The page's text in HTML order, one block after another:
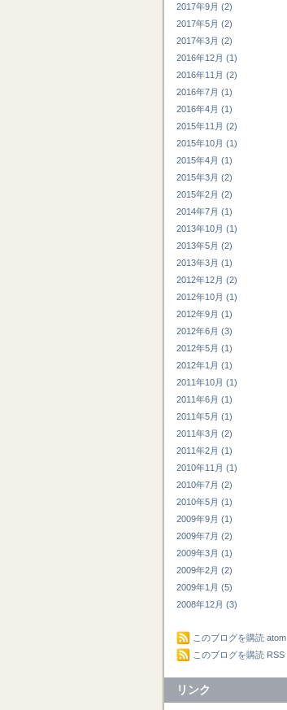
2017年9月 (2)
2017年5月 (2)
2017年3月 (2)
2016年12月 (1)
2016年11月 (2)
2016年7月 (1)
2016年4月 (1)
2015年11月 (2)
2015年10月 (1)
2015年4月 (1)
2015年3月 (2)
2015年2月 (2)
2014年7月 (1)
2013年10月 (1)
2013年5月 (2)
2013年3月 (1)
2012年12月 (2)
2012年10月 (1)
2012年9月 (1)
2012年6月 (3)
2012年5月 (1)
2012年1月 (1)
2011年10月 (1)
2011年6月 (1)
2011年5月 (1)
2011年3月 (2)
2011年2月 (1)
2010年11月 (1)
2010年7月 (2)
2010年5月 (1)
2009年9月 (1)
2009年7月 (2)
2009年3月 (1)
2009年2月 (2)
2009年1月 (5)
2008年12月 (3)
このブログを購読 atom
このブログを購読 RSS
リンク